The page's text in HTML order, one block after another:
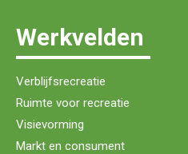
Werkvelden
Verblijfsrecreatie
Ruimte voor recreatie
Visievorming
Markt en consument